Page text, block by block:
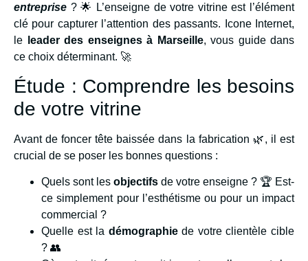
entreprise ? 🌟 L’enseigne de votre vitrine est l’élément
clé pour capturer l’attention des passants. Icone Internet,
le
leader des enseignes à Marseille, vous guide dans
ce choix déterminant. 🚀
Étude : Comprendre les besoins
de votre vitrine
Avant de foncer tête baissée dans la fabrication 🌿, il est
crucial de se poser les bonnes questions :
Quels sont les objectifs de votre enseigne ? 🏆 Est-
ce simplement pour l’esthétisme ou pour un impact
commercial ?
Quelle est la démographiede votre clientèle cible
? 👥